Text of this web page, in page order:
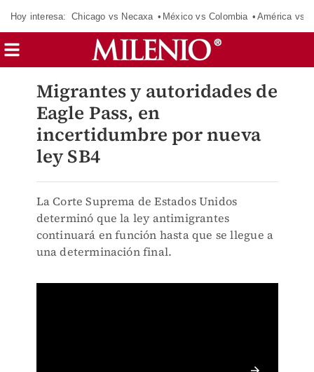
Hoy interesa: Chicago vs Necaxa México vs Colombia América vs
Migrantes y autoridades de
Eagle Pass, en
incertidumbre por nueva
ley SB4
La Corte Suprema de Estados Unidos
determinó que la ley antimigrantes
continuará en función hasta que se llegue a
una determinación final.